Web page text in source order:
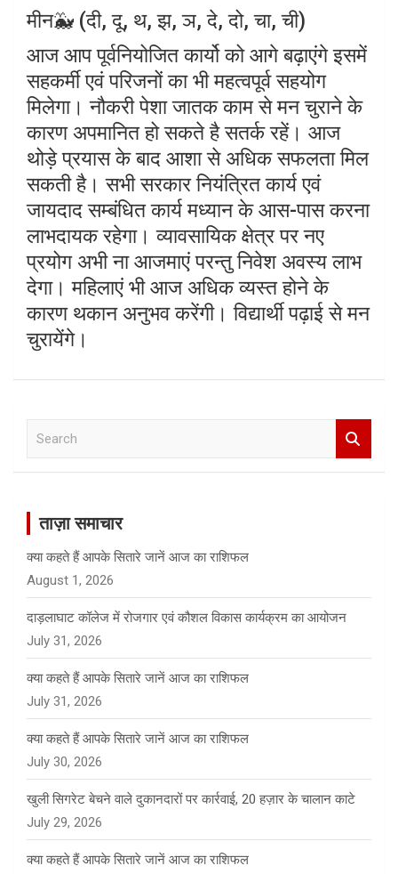
मीन🐳 (दी, दू, थ, झ, ञ, दे, दो, चा, ची)
आज आप पूर्वनियोजित कार्यो को आगे बढ़ाएंगे इसमें
सहकर्मी एवं परिजनों का भी महत्वपूर्व सहयोग
मिलेगा। नौकरी पेशा जातक काम से मन चुराने के
कारण अपमानित हो सकते है सतर्क रहें। आज
थोड़े प्रयास के बाद आशा से अधिक सफलता मिल
सकती है। सभी सरकार नियंत्रित कार्य एवं
जायदाद सम्बंधित कार्य मध्यान के आस-पास करना
लाभदायक रहेगा। व्यावसायिक क्षेत्र पर नए
प्रयोग अभी ना आजमाएं परन्तु निवेश अवस्य लाभ
देगा। महिलाएं भी आज अधिक व्यस्त होने के
कारण थकान अनुभव करेंगी। विद्यार्थी पढ़ाई से मन
चुरायेंगे।
ताज़ा समाचार
क्या कहते हैं आपके सितारे जानें आज का राशिफल
August 1, 2026
दाड़लाघाट कॉलेज में रोजगार एवं कौशल विकास कार्यक्रम का आयोजन
July 31, 2026
क्या कहते हैं आपके सितारे जानें आज का राशिफल
July 31, 2026
क्या कहते हैं आपके सितारे जानें आज का राशिफल
July 30, 2026
खुली सिगरेट बेचने वाले दुकानदारों पर कार्रवाई, 20 हज़ार के चालान काटे
July 29, 2026
क्या कहते हैं आपके सितारे जानें आज का राशिफल